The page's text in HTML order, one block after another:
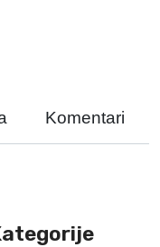
Komentari